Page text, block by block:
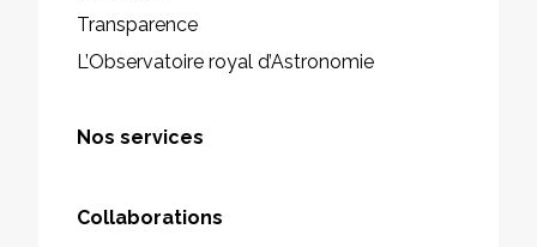
Transparence
L’Observatoire royal d’Astronomie
Nos services
Collaborations